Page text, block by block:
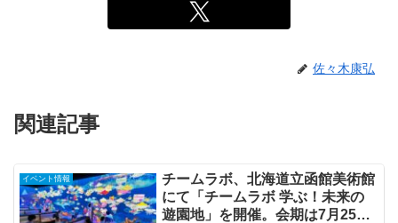
佐々木康弘
関連記事
イベント情報
チームラボ、北海道立函館美術館
にて「チームラボ 学ぶ！未来の
遊園地」を開催。会期は7月25日